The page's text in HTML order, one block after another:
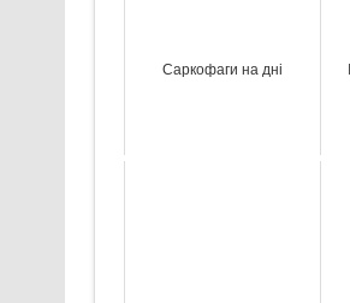
Саркофаги на дні